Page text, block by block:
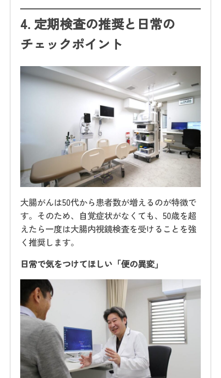
4. 定期検査の推奨と日常の
チェックポイント
大腸がんは50代から患者数が増えるのが特徴で
す。そのため、自覚症状がなくても、50歳を超
えたら一度は大腸内視鏡検査を受けることを強
く推奨します。
日常で気をつけてほしい「便の異変」